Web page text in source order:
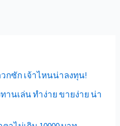
กซัก เจ้าไหนน่าลงทุน!
านเล่น ทำง่าย ขายง่าย น่า